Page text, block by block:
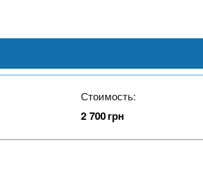
Стоимость:
2 700грн